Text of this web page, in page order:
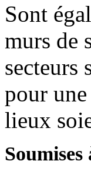
​Sont
murs de
secteurs
pour
lieux